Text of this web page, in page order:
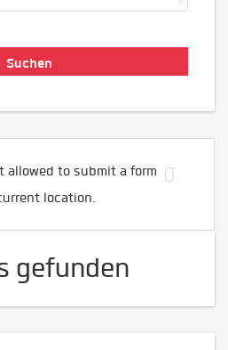
allowed to submit a form
location.
gefunden